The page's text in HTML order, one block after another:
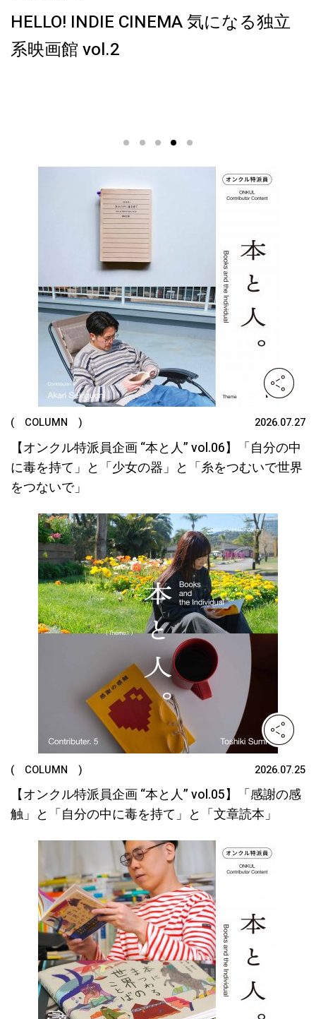
気になる独立
【オンクル特派員企
( COLUMN ) 2026.07.27
【オンクル特派員企画 “本と人” vol.06】「自分の中
に毒を持て」と「少女の器」と「糸をつむいで世界
をつないで」
( COLUMN ) 2026.07.25
【オンクル特派員企画 “本と人” vol.05】「感謝の感
触」と「自分の中に毒を持て」と「文章読本」